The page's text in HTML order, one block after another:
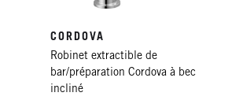
CORDOVA
Robinet extractible de
bar/préparation Cordova à bec
incliné